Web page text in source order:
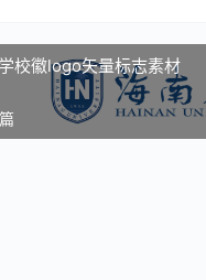
校徽logo矢量标志素材